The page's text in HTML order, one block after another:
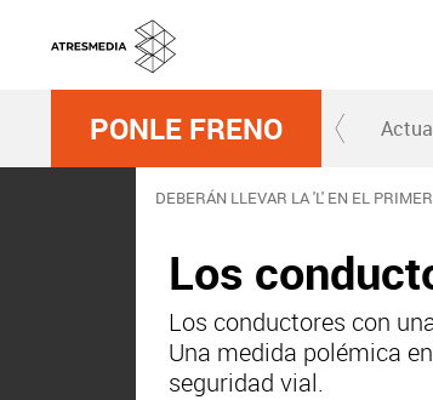
PONLE FRENO
DEBERÁN LLEVAR LA 'L' EN EL
Los
Los conductores con
Una medida polémica
seguridad vial.